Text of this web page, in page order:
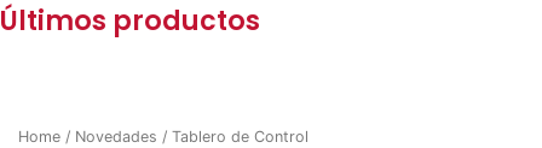
Últimos productos
Home / Novedades / Tablero de Control